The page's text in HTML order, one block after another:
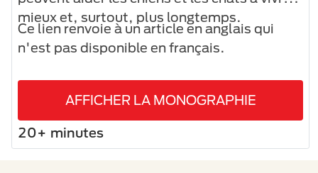
mieux et, surtout, plus longtemps.
Ce lien renvoie à un article en anglais qui
n'est pas disponible en français.
AFFICHER LA MONOGRAPHIE
20+ minutes